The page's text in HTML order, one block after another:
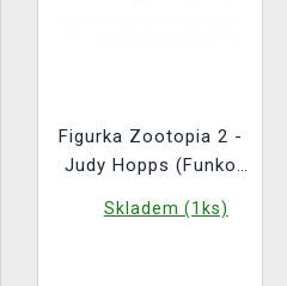
Figurka Zootopia 2 -
Judy Hopps (Funko
Skladem (1ks)